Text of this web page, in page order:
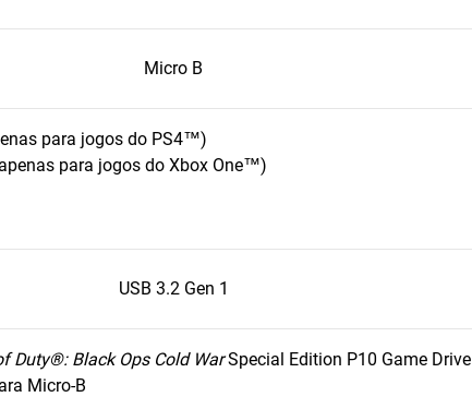
Micro B
para jogos do PS4™)
para jogos do Xbox One™)
USB 3.2 Gen 1
Duty®: Black Ops Cold WarSpecial Edition P10 Game Drive
Micro-B